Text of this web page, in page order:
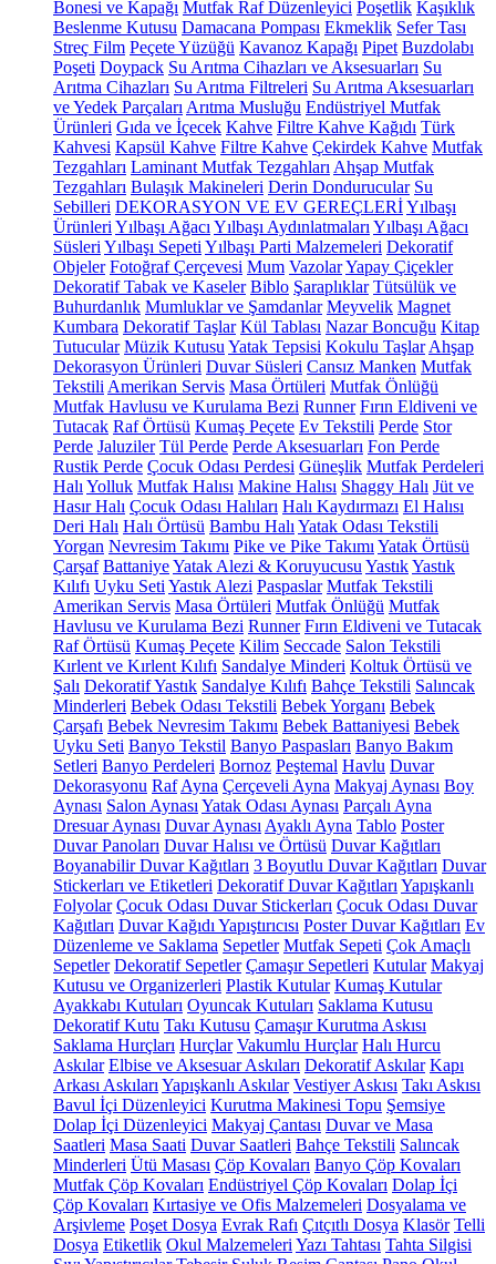
Bonesi ve Kapağı Mutfak Raf Düzenleyici Poşetlik Kaşıklık
Beslenme Kutusu Damacana Pompası Ekmeklik Sefer Tası
Streç Film Peçete Yüzüğü Kavanoz Kapağı Pipet Buzdolabı
Poşeti Doypack Su Arıtma Cihazları ve Aksesuarları Su
Arıtma Cihazları Su Arıtma Filtreleri Su Arıtma Aksesuarları
ve Yedek Parçaları Arıtma Musluğu Endüstriyel Mutfak
Ürünleri Gıda ve İçecek Kahve Filtre Kahve Kağıdı Türk
Kahvesi Kapsül Kahve Filtre Kahve Çekirdek Kahve Mutfak
Tezgahları Laminant Mutfak Tezgahları Ahşap Mutfak
Tezgahları Bulaşık Makineleri Derin Dondurucular Su
Sebilleri DEKORASYON VE EV GEREÇLERİYılbaşı
Ürünleri Yılbaşı Ağacı Yılbaşı Aydınlatmaları Yılbaşı Ağacı
Süsleri Yılbaşı Sepeti Yılbaşı Parti Malzemeleri Dekoratif
Objeler Fotoğraf Çerçevesi Mum VazolarYapay Çiçekler
Dekoratif Tabak ve Kaseler Biblo Şaraplıklar Tütsülük ve
Buhurdanlık Mumluklar ve Şamdanlar Meyvelik Magnet
Kumbara Dekoratif Taşlar Kül Tablası Nazar Boncuğu Kitap
Tutucular Müzik Kutusu Yatak Tepsisi Kokulu Taşlar Ahşap
Dekorasyon Ürünleri Duvar Süsleri Cansız Manken Mutfak
Tekstili Amerikan Servis Masa Örtüleri Mutfak Önlüğü
Mutfak Havlusu ve Kurulama Bezi Runner Fırın Eldiveni ve
Tutacak Raf Örtüsü Kumaş Peçete Ev Tekstili Perde Stor
Perde Jaluziler Tül Perde Perde Aksesuarları Fon Perde
Rustik Perde Çocuk Odası Perdesi Güneşlik Mutfak Perdeleri
Halı Yolluk Mutfak Halısı Makine Halısı Shaggy Halı Jüt ve
Hasır Halı Çocuk Odası Halıları Halı Kaydırmazı El Halısı
Deri Halı Halı Örtüsü Bambu Halı Yatak Odası Tekstili
Yorgan Nevresim Takımı Pike ve Pike Takımı Yatak Örtüsü
Çarşaf BattaniyeYatak Alezi & Koruyucusu YastıkYastık
Kılıfı Uyku Seti Yastık Alezi Paspaslar Mutfak Tekstili
Amerikan Servis Masa Örtüleri Mutfak Önlüğü Mutfak
Havlusu ve Kurulama Bezi Runner Fırın Eldiveni ve Tutacak
Raf Örtüsü Kumaş Peçete Kilim Seccade Salon Tekstili
Kırlent ve Kırlent Kılıfı Sandalye Minderi Koltuk Örtüsü ve
Şalı Dekoratif Yastık Sandalye Kılıfı Bahçe Tekstili Salıncak
Minderleri Bebek Odası Tekstili Bebek Yorganı Bebek
Çarşafı Bebek Nevresim Takımı Bebek Battaniyesi Bebek
Uyku Seti Banyo Tekstil Banyo Paspasları Banyo Bakım
Setleri Banyo Perdeleri Bornoz Peştemal Havlu Duvar
Dekorasyonu Raf Ayna Çerçeveli Ayna Makyaj Aynası Boy
Aynası Salon Aynası Yatak Odası Aynası Parçalı Ayna
Dresuar Aynası Duvar Aynası Ayaklı Ayna Tablo Poster
Duvar Panoları Duvar Halısı ve Örtüsü Duvar Kağıtları
Boyanabilir Duvar Kağıtları 3 Boyutlu Duvar Kağıtları Duvar
Stickerları ve Etiketleri Dekoratif Duvar Kağıtları Yapışkanlı
Folyolar Çocuk Odası Duvar Stickerları Çocuk Odası Duvar
Kağıtları Duvar Kağıdı Yapıştırıcısı Poster Duvar Kağıtları Ev
Düzenleme ve Saklama Sepetler Mutfak Sepeti Çok Amaçlı
Sepetler Dekoratif Sepetler Çamaşır Sepetleri Kutular Makyaj
Kutusu ve Organizerleri Plastik Kutular Kumaş Kutular
Ayakkabı Kutuları Oyuncak Kutuları Saklama Kutusu
Dekoratif Kutu Takı Kutusu Çamaşır Kurutma Askısı
Saklama Hurçları Hurçlar Vakumlu Hurçlar Halı Hurcu
Askılar Elbise ve Aksesuar Askıları Dekoratif Askılar Kapı
Arkası Askıları Yapışkanlı Askılar Vestiyer Askısı Takı Askısı
Bavul İçi Düzenleyici Kurutma Makinesi Topu Şemsiye
Dolap İçi Düzenleyici Makyaj Çantası Duvar ve Masa
Saatleri Masa Saati Duvar Saatleri Bahçe Tekstili Salıncak
Minderleri Ütü Masası Çöp Kovaları Banyo Çöp Kovaları
Mutfak Çöp Kovaları Endüstriyel Çöp Kovaları Dolap İçi
Çöp Kovaları Kırtasiye ve Ofis Malzemeleri Dosyalama ve
Arşivleme Poşet Dosya Evrak Rafı Çıtçıtlı Dosya Klasör Telli
Dosya Etiketlik Okul Malzemeleri Yazı Tahtası Tahta Silgisi